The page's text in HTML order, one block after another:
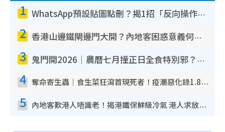
1 WhatsApp預設貼圖點刪？揭1招「反向操作」還原簡潔介面 附3步實測教學
2 香港山邊鐵閘邊門大開？內地客困惑意義何在！網民神回覆：呢種叫法理性防禦
3 鬼門開2026｜農曆七月撞正日全食特別邪？專家警告切忌做一事！揭4大禁忌+2招保平安
4 奪命寄生蟲｜食生菜狂瀉首現死者！疫潮惡化錄1.8萬宗病例 揭洗菜3大謬誤
5 內地客歎港人唔識老！揭港鐵保鮮級冷氣 港人求放過：咪投訴